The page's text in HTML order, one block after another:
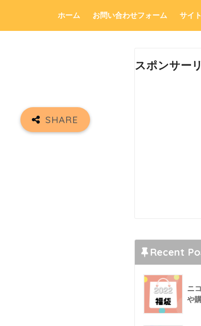
ホーム お問い合わせフォーム サイ
スポンサー
Recent
ニ
や